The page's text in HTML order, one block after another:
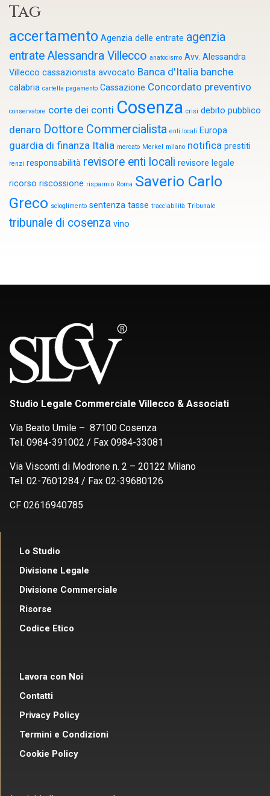
Tag
accertamento Agenzia delle entrate agenzia
entrateAlessandra Villecco anatocismo Avv. Alessandra
Villecco cassazionista avvocato Banca d'Italia banche
calabria cartella pagamento Cassazione Concordato preventivo
conservatore corte dei conti Cosenza crisi debito pubblico
denaro Dottore Commercialista enti locali Europa
guardia di finanza Italia mercato Merkel milano notifica prestiti
renzi responsabilità revisore enti locali revisore legale
ricorso riscossione risparmio Roma Saverio Carlo
Greco scioglimento sentenza tasse tracciabilità Tribunale
tribunale di cosenza vino
Studio Legale Commerciale Villecco & Associati
Via Beato Umile – 87100 Cosenza
Tel. 0984-391002 / Fax 0984-33081
Via Visconti di Modrone n. 2 – 20122 Milano
Tel. 02-7601284 / Fax 02-39680126
CF 02616940785
Lo Studio
Divisione Legale
Divisione Commerciale
Risorse
Codice Etico
Lavora con Noi
Contatti
Privacy Policy
Termini e Condizioni
Cookie Policy